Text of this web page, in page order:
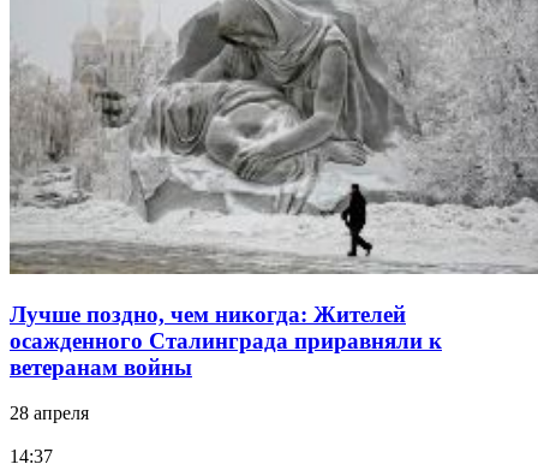
Лучше поздно, чем никогда: Жителей
осажденного Сталинграда приравняли к
ветеранам войны
28 апреля
14:37